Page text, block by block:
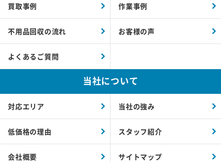
買取事例 作業事例
不用品回収の流れ お客様の声
よくあるご質問
当社について
対応エリア 当社の強み
低価格の理由 スタッフ紹介
会社概要 サイトマップ